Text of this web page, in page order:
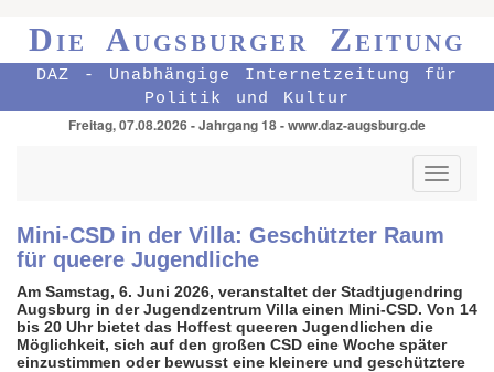
Die Augsburger Zeitung
DAZ - Unabhängige Internetzeitung für
Politik und Kultur
Freitag, 07.08.2026 - Jahrgang 18 - www.daz-augsburg.de
Toggle
Mini-CSD in der Villa: Geschützter Raum
für queere Jugendliche
Am Samstag, 6. Juni 2026, veranstaltet der Stadt­jugendring
Augsburg in der Jugend­zentrum Villa einen Mini-CSD. Von 14
bis 20 Uhr bietet das Hoffest queeren Jugend­lichen die
Möglich­keit, sich auf den großen CSD eine Woche später
einzustimmen oder bewusst eine kleinere und geschütz­tere